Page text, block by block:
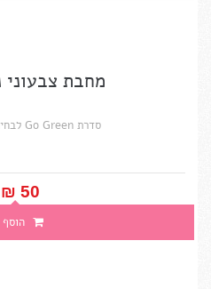
מחבת צבעוני
סדרת Go Green לבחירה בגדלים שונים
50 ₪‎